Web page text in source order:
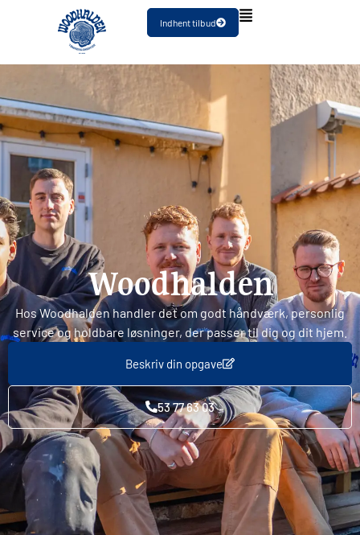
Indhent tilbud
Woodhalden
Hos Woodhalden handler det om godt håndværk, personlig
service og holdbare løsninger, der passer til dig og dit hjem.
Beskriv din opgave
53 77 63 03